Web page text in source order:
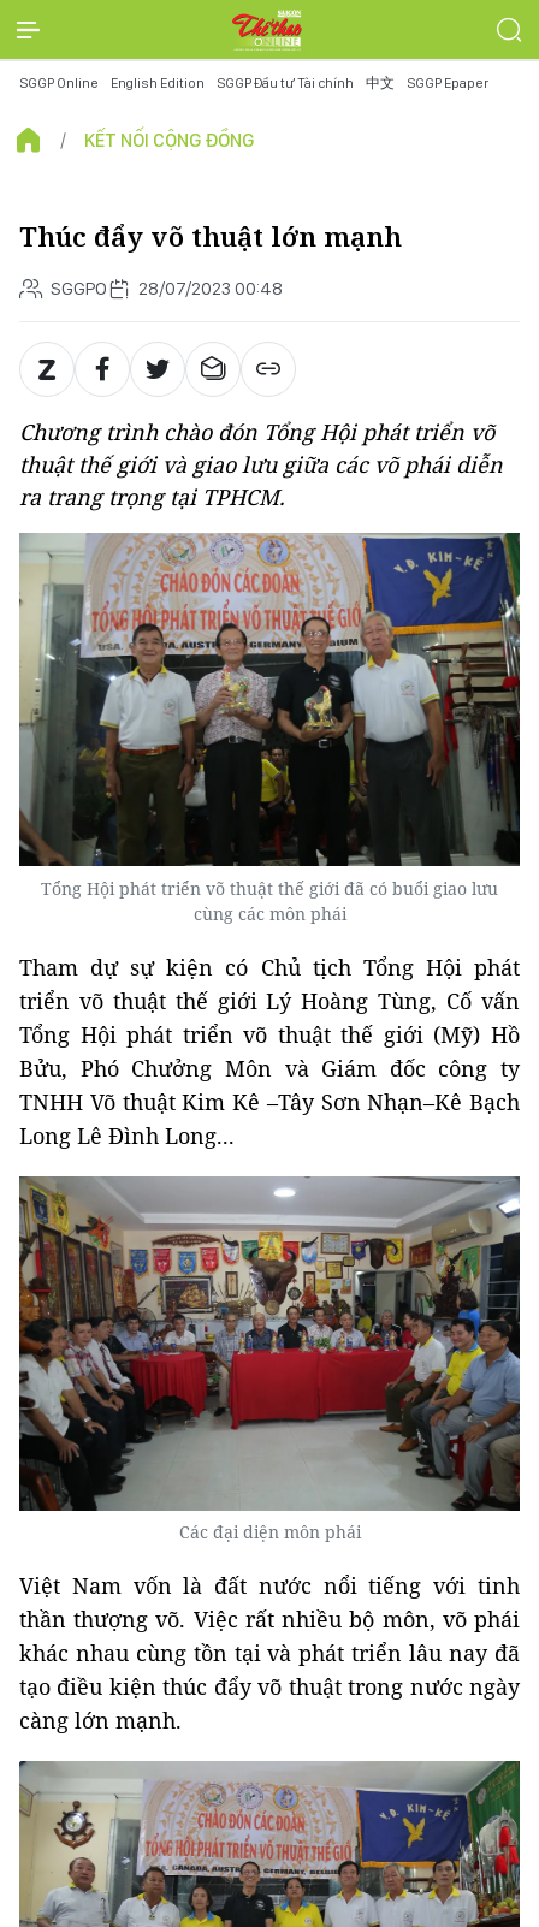
SGGP Online English Edition SGGP Đầu tư Tài chính 中文 SGGP Epaper
KẾT NỐI CỘNG ĐỒNG
Thúc đẩy võ thuật lớn mạnh
SGGPO 28/07/2023 00:48
Chương trình chào đón Tổng Hội phát triển võ
thuật thế giới và giao lưu giữa các võ phái diễn
ra trang trọng tại TPHCM.
Tổng Hội phát triển võ thuật thế giới đã có buổi giao lưu
cùng các môn phái
Tham dự sự kiện có Chủ tịch Tổng Hội phát
triển võ thuật thế giới Lý Hoàng Tùng, Cố vấn
Tổng Hội phát triển võ thuật thế giới (Mỹ) Hồ
Bửu, Phó Chưởng Môn và Giám đốc công ty
TNHH Võ thuật Kim Kê –Tây Sơn Nhạn–Kê Bạch
Long Lê Đình Long...
Các đại diện môn phái
Việt Nam vốn là đất nước nổi tiếng với tinh
thần thượng võ. Việc rất nhiều bộ môn, võ phái
khác nhau cùng tồn tại và phát triển lâu nay đã
tạo điều kiện thúc đẩy võ thuật trong nước ngày
càng lớn mạnh.